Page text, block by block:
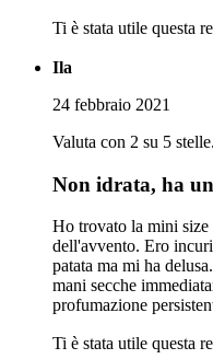
Ti è stata utile questa
Ila
24 febbraio 2021
Valuta con 2 su 5 stelle.
Non idrata, ha
Ho trovato la mini size
dell'avvento. Ero
patata ma mi ha
mani secche
profumazione
Ti è stata utile questa